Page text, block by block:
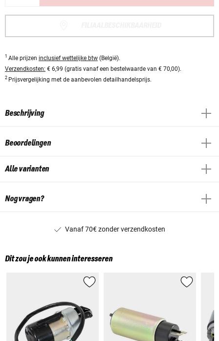
1 Alle prijzen inclusief wettelijke btw (België).
Verzendkosten: € 6,99 (gratis vanaf een bestelwaarde van € 70,00).
2 Prijsvergelijking met de aanbevolen detailhandelsprijs.
Beschrijving
Beoordelingen
Alle varianten
Nog vragen?
Vanaf 70€ zonder verzendkosten
Dit zou je ook kunnen interesseren